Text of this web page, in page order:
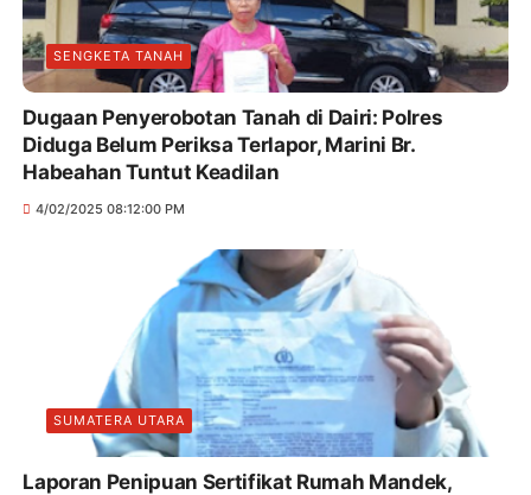
SENGKETA TANAH
Dugaan Penyerobotan Tanah di Dairi: Polres
Diduga Belum Periksa Terlapor, Marini Br.
Habeahan Tuntut Keadilan
4/02/2025 08:12:00 PM
SUMATERA UTARA
Laporan Penipuan Sertifikat Rumah Mandek,